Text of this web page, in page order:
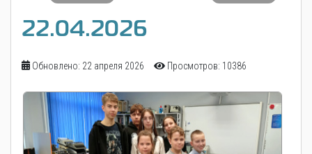
22.04.2026
Обновлено: 22 апреля 2026 Просмотров: 10386